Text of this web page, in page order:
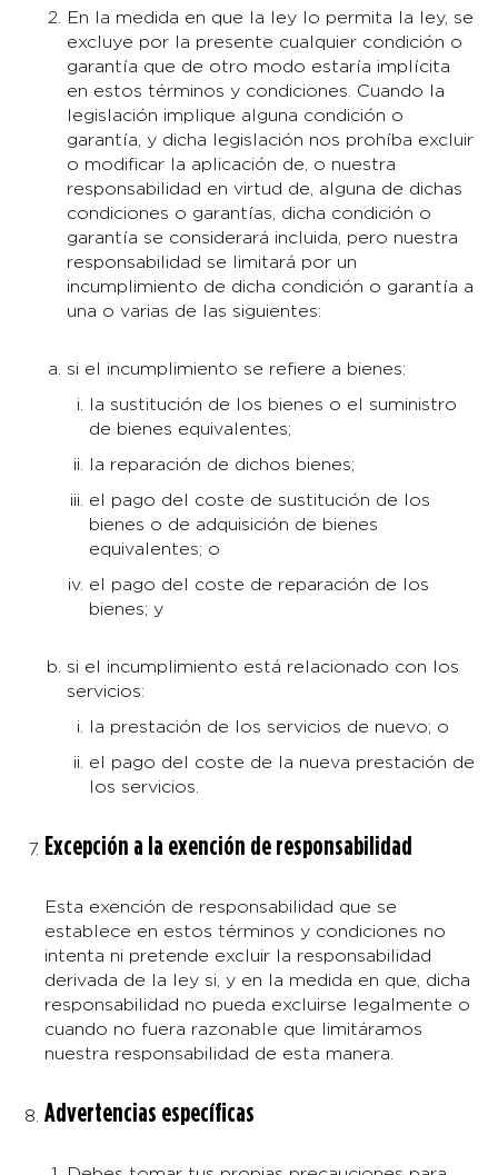
En la medida en que la ley lo permita la ley, se
excluye por la presente cualquier condición o
garantía que de otro modo estaría implícita
en estos términos y condiciones. Cuando la
legislación implique alguna condición o
garantía, y dicha legislación nos prohíba excluir
o modificar la aplicación de, o nuestra
responsabilidad en virtud de, alguna de dichas
condiciones o garantías, dicha condición o
garantía se considerará incluida, pero nuestra
responsabilidad se limitará por un
incumplimiento de dicha condición o garantía a
una o varias de las siguientes:
si el incumplimiento se refiere a bienes:
la sustitución de los bienes o el suministro
de bienes equivalentes;
la reparación de dichos bienes;
el pago del coste de sustitución de los
bienes o de adquisición de bienes
equivalentes; o
el pago del coste de reparación de los
bienes; y
si el incumplimiento está relacionado con los
servicios:
la prestación de los servicios de nuevo; o
el pago del coste de la nueva prestación de
los servicios.
Excepción a la exención de responsabilidad
Esta exención de responsabilidad que se
establece en estos términos y condiciones no
intenta ni pretende excluir la responsabilidad
derivada de la ley si, y en la medida en que, dicha
responsabilidad no pueda excluirse legalmente o
cuando no fuera razonable que limitáramos
nuestra responsabilidad de esta manera.
Advertencias específicas